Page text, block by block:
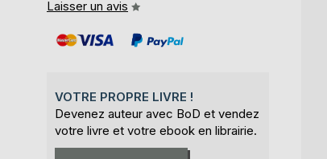
Laisser un avis
VOTRE PROPRE LIVRE !
Devenez auteur avec BoD et vendez
votre livre et votre ebook en librairie.